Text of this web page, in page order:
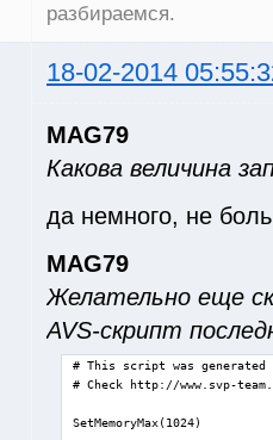
разбираемся.
18-02-2014
MAG79
Какова величина
да немного, не
MAG79
Желательно еще
AVS-скрипт
# This script was generated
# Check http://www.svp-
SetMemoryMax(1024)